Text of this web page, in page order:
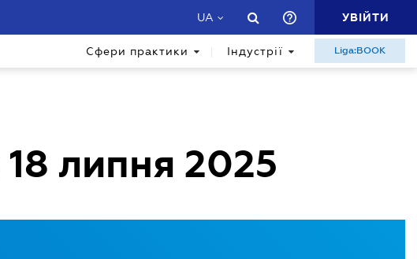
UA УВІЙТИ
Сфери практики Індустрії Liga:BOOK
18 липня 2025